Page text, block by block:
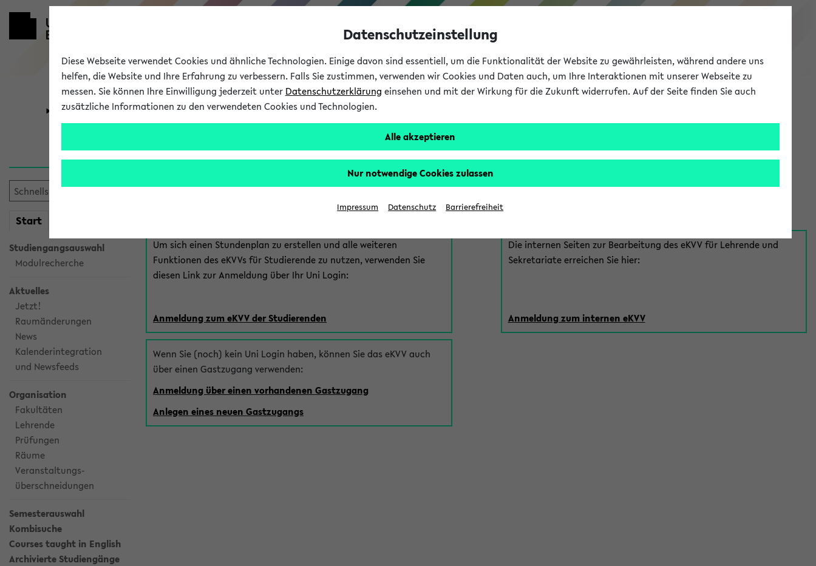
eKVV
Universität Forschung Studium
Start
Studiengangsauswahl
Modulrecherche
Aktuelles
Jetzt!
Raumänderungen
News
Kalenderintegration
und Newsfeeds
Organisation
Fakultäten
Lehrende
Prüfungen
Räume
Veranstaltungs-
überschneidungen
Semesterauswahl
Kombisuche
Courses taught in English
Archivierte Studiengänge
Anmeldung am eKVV
Es gibt mehrere Möglichkeiten zur Anmeldung am eKVV. Bitte wählen Sie die für Sie richtige aus:
Um sich einen Stundenplan zu erstellen und alle weiteren
Funktionen des eKVVs für Studierende zu nutzen, verwenden Sie
diesen Link zur Anmeldung über Ihr Uni Login:
Anmeldung zum eKVV der Studierenden
Wenn Sie (noch) kein Uni Login haben, können Sie das eKVV auch
über einen Gastzugang verwenden:
Anmeldung über einen vorhandenen Gastzugang
Anlegen eines neuen Gastzugangs
eKVV für Mitarbeiter*innen
Die internen Seiten zur Bearbeitung des eKVV für Lehrende und
Sekretariate erreichen Sie hier:
Anmeldung zum internen eKVV
Datenschutzeinstellung
Diese Webseite verwendet Cookies und ähnliche Technologien. Einige davon sind essentiell, um die Funktionalität der Website zu gewährleisten, während andere uns
helfen, die Website und Ihre Erfahrung zu verbessern. Falls Sie zustimmen, verwenden wir Cookies und Daten auch, um Ihre Interaktionen mit unserer Webseite zu
messen. Sie können Ihre Einwilligung jederzeit unter Datenschutzerklärung einsehen und mit der Wirkung für die Zukunft widerrufen. Auf der Seite finden Sie auch
zusätzliche Informationen zu den verwendeten Cookies und Technologien.
Alle akzeptieren
Nur notwendige Cookies zulassen
Impressum Datenschutz Barrierefreiheit